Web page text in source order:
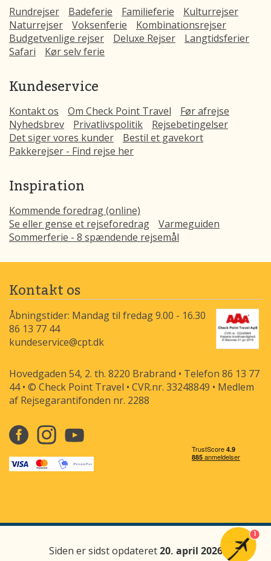
Rundrejser Badeferie Familieferie
Kulturrejser
Naturrejser
Voksenferie
Kombinationsrejser
Budgetvenlige rejser
Deluxe Rejser
Langtidsferier
Safari
Kør selv ferie
Kundeservice
Kontakt os Om Check Point Travel
Før afrejse
Nyhedsbrev
Privatlivspolitik
Rejsebetingelser
Det siger vores kunder
Bestil et gavekort
Pakkerejser - Find rejse her
Inspiration
Kommende foredrag (online)
Se eller gense et rejseforedrag
Varmeguiden
Sommerferie - 8 spændende rejsemål
Kontakt os
Åbningstider: Mandag til fredag 9.00 - 16.30
86 13 77 44
kundeservice@cpt.dk
Hovedgaden 54, 2. th. 8220 Brabrand • Telefon 86 13 77
44 • © Check Point Travel • CVR.nr. 33248849 • Medlem
af Rejsegarantifonden nr. 2288
Siden er sidst opdateret20. april 2026
1